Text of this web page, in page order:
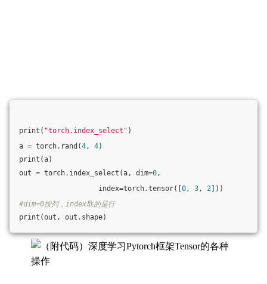
print( "torch.index_select" )
a = torch.rand(4 , 4)
print(a)
out = torch.index_select(a, dim=0 ,
index=torch.tensor([0 , 3 , 2]))
#dim=0按列，index取的是行
print(out, out.shape)